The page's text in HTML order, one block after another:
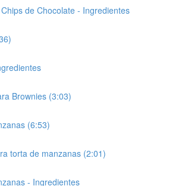
de Chocolate - Ingredientes
Brownies (3:03)
(6:53)
torta de manzanas (2:01)
- Ingredientes